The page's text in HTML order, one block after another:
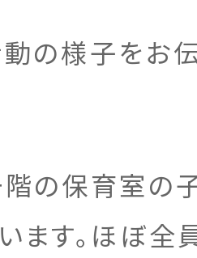
の様子をお
の保育室の
ます。ほぼ全